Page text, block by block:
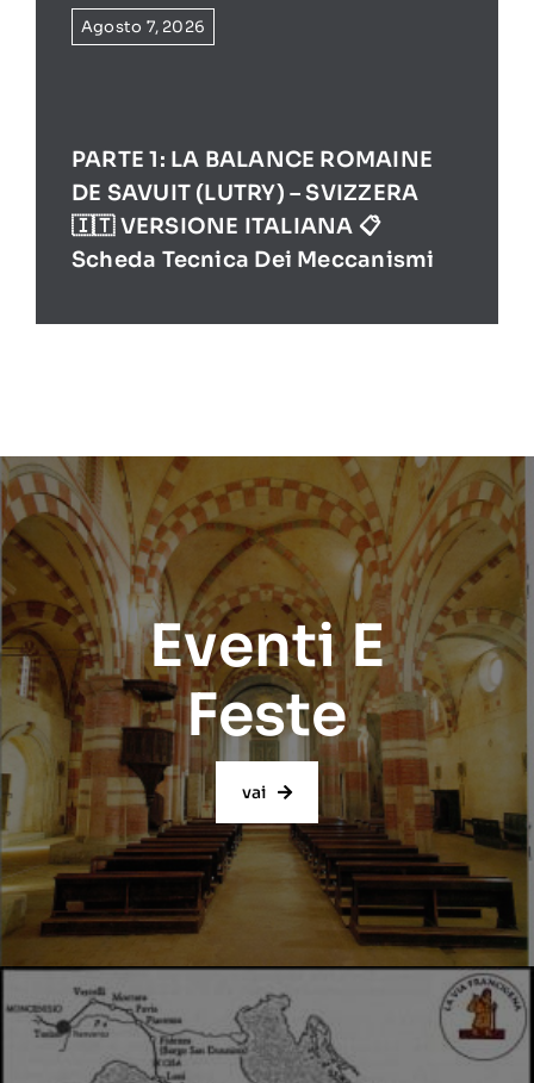
Agosto 7, 2026
PARTE 1: LA BALANCE ROMAINE
DE SAVUIT (LUTRY) – SVIZZERA
🇮🇹 VERSIONE ITALIANA 📋
Scheda Tecnica Dei Meccanismi
Eventi E
Feste
vai